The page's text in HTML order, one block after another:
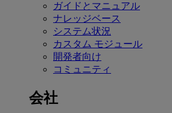
ガイドとマニュアル
ナレッジベース
システム状況
カスタム モジュール
開発者向け
コミュニティ
会社